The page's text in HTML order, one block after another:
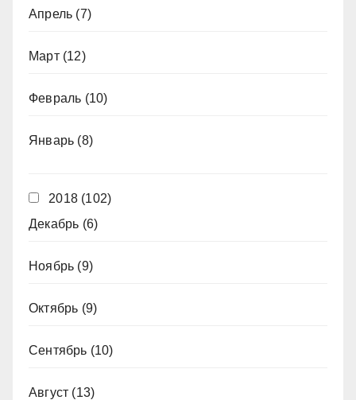
Апрель (7)
Март(12)
Февраль (10)
Январь (8)
2018 (102)
Декабрь (6)
Ноябрь (9)
Октябрь (9)
Сентябрь (10)
Август (13)